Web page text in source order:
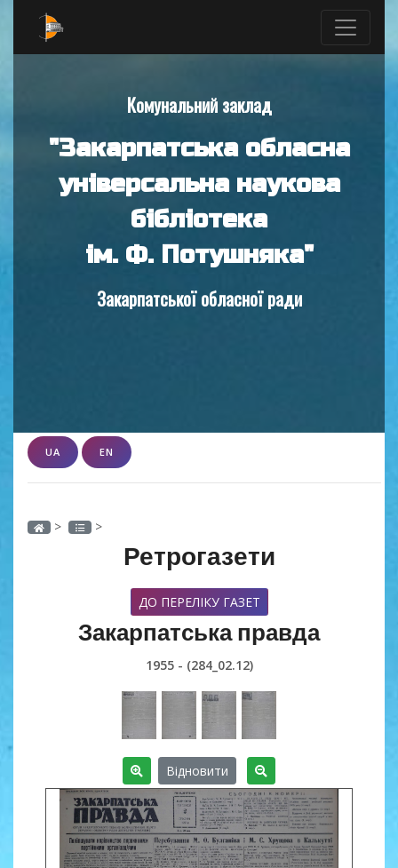
Комунальний заклад
"Закарпатська обласна
універсальна наукова
бібліотека
ім. Ф. Потушняка"
Закарпатської обласної ради
UA EN
> >
Ретрогазети
ДО ПЕРЕЛІКУ ГАЗЕТ
Закарпатська правда
1955 - (284_02.12)
Відновити